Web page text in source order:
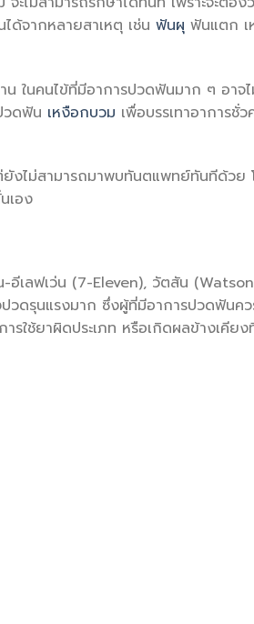
ด้จากหลายสาเหตุ เช่น ฟันผุ ฟันแตก เ
น ในคนไข้ที่มีอาการปวดฟันมาก ๆ อาจ
วดฟัน เหงือกบวม เพื่อบรรเทาอาการชั่
งไม่สามารถมาพบทันตแพทย์ทันทีด้วย
เอง
-อีเลฟเว่น (7-Eleven), วัตสัน
วดรุนแรงมาก ซึ่งผู้ที่มีอาการปวดฟันค
รใช้ยาผิดประเภท หรือเกิดผลข้างเคียง